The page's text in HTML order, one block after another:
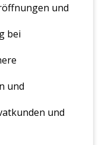
und
bei
und
und